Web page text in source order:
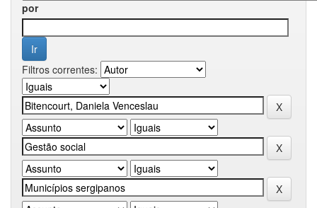
por
Filtros correntes: